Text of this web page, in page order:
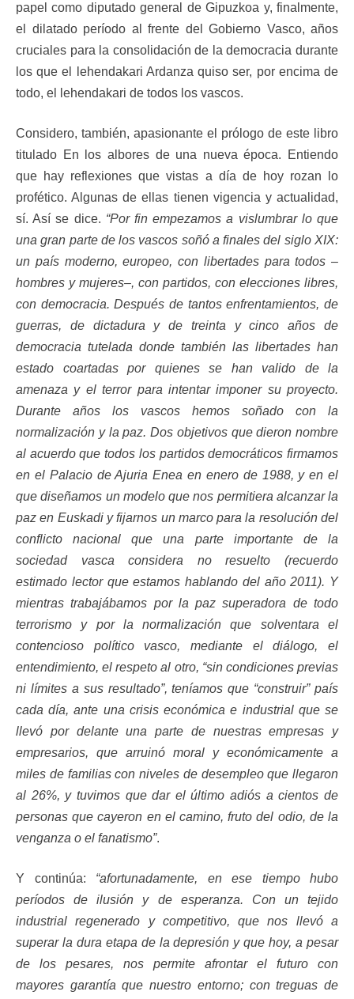
papel como diputado general de Gipuzkoa y, finalmente,
el dilatado período al frente del Gobierno Vasco, años
cruciales para la consolidación de la democracia durante
los que el lehendakari Ardanza quiso ser, por encima de
todo, el lehendakari de todos los vascos.
Considero, también, apasionante el prólogo de este libro
titulado En los albores de una nueva época. Entiendo
que hay reflexiones que vistas a día de hoy rozan lo
profético. Algunas de ellas tienen vigencia y actualidad,
sí. Así se dice. “Por fin empezamos a vislumbrar lo que
una gran parte de los vascos soñó a finales del siglo XIX:
un país moderno, europeo, con libertades para todos –
hombres y mujeres–, con partidos, con elecciones libres,
con democracia. Después de tantos enfrentamientos, de
guerras, de dictadura y de treinta y cinco años de
democracia tutelada donde también las libertades han
estado coartadas por quienes se han valido de la
amenaza y el terror para intentar imponer su proyecto.
Durante años los vascos hemos soñado con la
normalización y la paz. Dos objetivos que dieron nombre
al acuerdo que todos los partidos democráticos firmamos
en el Palacio de Ajuria Enea en enero de 1988, y en el
que diseñamos un modelo que nos permitiera alcanzar la
paz en Euskadi y fijarnos un marco para la resolución del
conflicto nacional que una parte importante de la
sociedad vasca considera no resuelto (recuerdo
estimado lector que estamos hablando del año 2011). Y
mientras trabajábamos por la paz superadora de todo
terrorismo y por la normalización que solventara el
contencioso político vasco, mediante el diálogo, el
entendimiento, el respeto al otro, “sin condiciones previas
ni límites a sus resultado”, teníamos que “construir” país
cada día, ante una crisis económica e industrial que se
llevó por delante una parte de nuestras empresas y
empresarios, que arruinó moral y económicamente a
miles de familias con niveles de desempleo que llegaron
al 26%, y tuvimos que dar el último adiós a cientos de
personas que cayeron en el camino, fruto del odio, de la
venganza o el fanatismo”.
Y continúa: “afortunadamente, en ese tiempo hubo
períodos de ilusión y de esperanza. Con un tejido
industrial regenerado y competitivo, que nos llevó a
superar la dura etapa de la depresión y que hoy, a pesar
de los pesares, nos permite afrontar el futuro con
mayores garantía que nuestro entorno; con treguas de